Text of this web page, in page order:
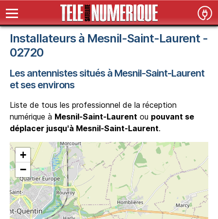
Installateurs à Mesnil-Saint-Laurent -
02720
Les antennistes situés à Mesnil-Saint-Laurent
et ses environs
Liste de tous les professionnel de la réception
numérique à Mesnil-Saint-Laurent ou pouvant se
déplacer jusqu'à Mesnil-Saint-Laurent.
+
−